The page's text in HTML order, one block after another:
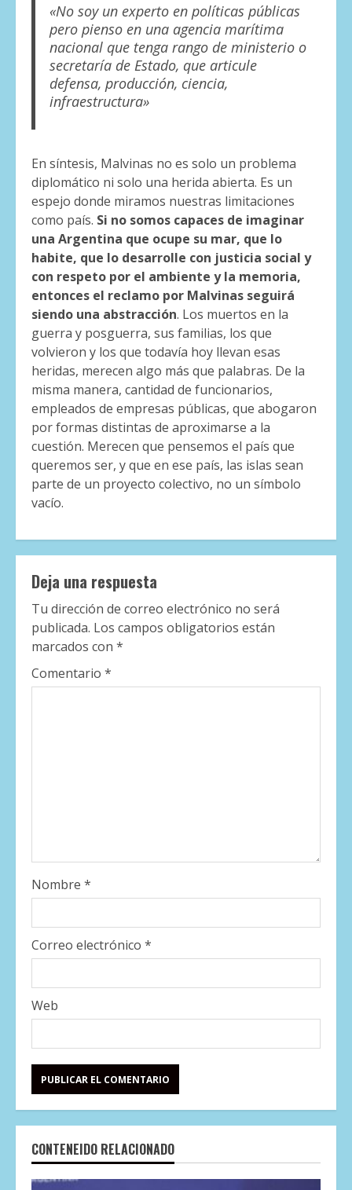
«No soy un experto en políticas públicas
pero pienso en una agencia marítima
nacional que tenga rango de ministerio o
secretaría de Estado, que articule
defensa, producción, ciencia,
infraestructura»
En síntesis, Malvinas no es solo un problema
diplomático ni solo una herida abierta. Es un
espejo donde miramos nuestras limitaciones
como país. Si no somos capaces de imaginar
una Argentina que ocupe su mar, que lo
habite, que lo desarrolle con justicia social y
con respeto por el ambiente y la memoria,
entonces el reclamo por Malvinas seguirá
siendo una abstracción. Los muertos en la
guerra y posguerra, sus familias, los que
volvieron y los que todavía hoy llevan esas
heridas, merecen algo más que palabras. De la
misma manera, cantidad de funcionarios,
empleados de empresas públicas, que abogaron
por formas distintas de aproximarse a la
cuestión. Merecen que pensemos el país que
queremos ser, y que en ese país, las islas sean
parte de un proyecto colectivo, no un símbolo
vacío.
Deja una respuesta
Tu dirección de correo electrónico no será
publicada. Los campos obligatorios están
marcados con *
Comentario *
Nombre *
Correo electrónico *
Web
CONTENEIDO RELACIONADO